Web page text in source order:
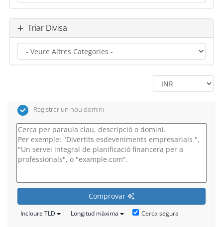
Triar Divisa
Registrar un nou domini
Comprovar
Incloure TLD Longitud màxima Cerca segura